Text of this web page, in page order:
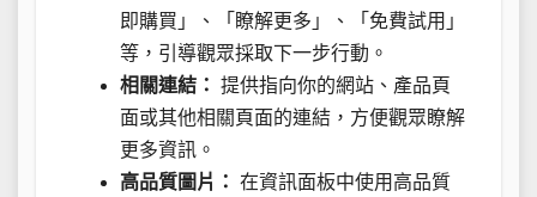
即購買」、「瞭解更多」、「免費試用」
等，引導觀眾採取下一步行動。
相關連結： 提供指向你的網站、產品頁
面或其他相關頁面的連結，方便觀眾瞭解
更多資訊。
高品質圖片： 在資訊面板中使用高品質